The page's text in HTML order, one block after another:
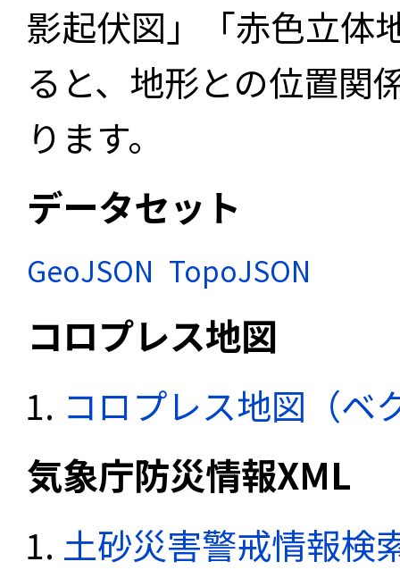
影起伏図」「赤色立体
ると、地形との位置関
ります。
データセット
GeoJSON TopoJSON
コロプレス地図
コロプレス地図（ベ
気象庁防災情報XML
土砂災害警戒情報検